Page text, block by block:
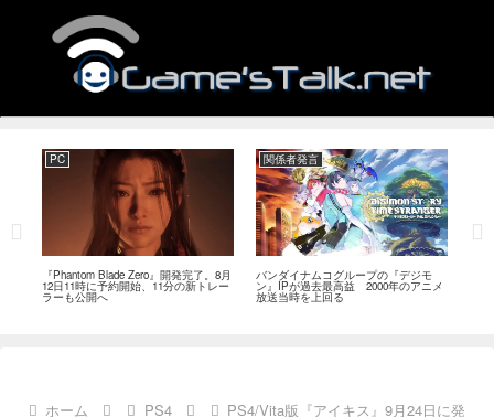
PC
『Phantom Blade Zero』開発完了。8月
12日11時に予約開始、11分の新トレー
ラーも公開へ
関係者発言
バンダイナムコグループの『デジモ
ン』IPが過去最高益 2000年のアニメ
放送当時を上回る
ホーム PS4
PS4/Vita版『アイキス』9月24日に発